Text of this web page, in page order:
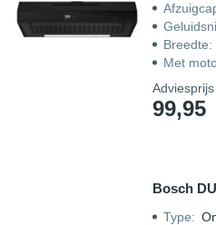
Breedte:
Met
Adviesprijs
99,95
Bosch
Type: